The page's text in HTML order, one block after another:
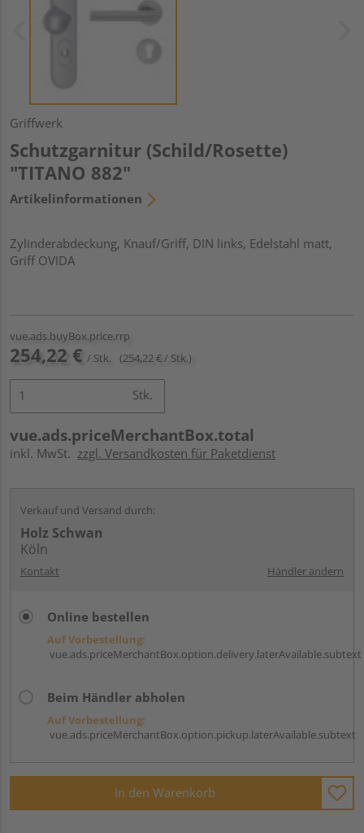
Griffwerk
Schutzgarnitur (Schild/Rosette)
"TITANO 882"
Artikelinformationen
Zylinderabdeckung, Knauf/Griff, DIN links, Edelstahl matt,
Griff OVIDA
vue.ads.buyBox.price.rrp
254,22 € / Stk. (254,22 € / Stk.)
Stk.
vue.ads.priceMerchantBox.total
inkl. MwSt. zzgl. Versandkosten für Paketdienst
Verkauf und Versand durch:
Holz Schwan
Köln
Kontakt Händler ändern
Online bestellen
Auf Vorbestellung:
vue.ads.priceMerchantBox.option.delivery.laterAvailable.subtext
Beim Händler abholen
Auf Vorbestellung:
vue.ads.priceMerchantBox.option.pickup.laterAvailable.subtext
In den Warenkorb